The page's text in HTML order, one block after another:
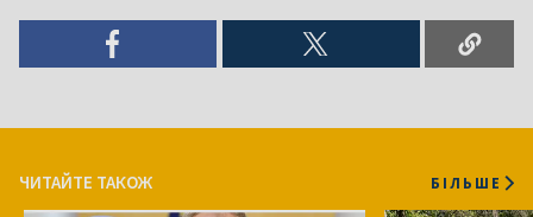
ЧИТАЙТЕ ТАКОЖ БІЛЬШЕ